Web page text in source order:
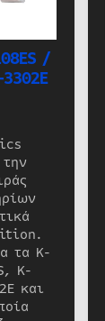
/
τα K-
K-
και